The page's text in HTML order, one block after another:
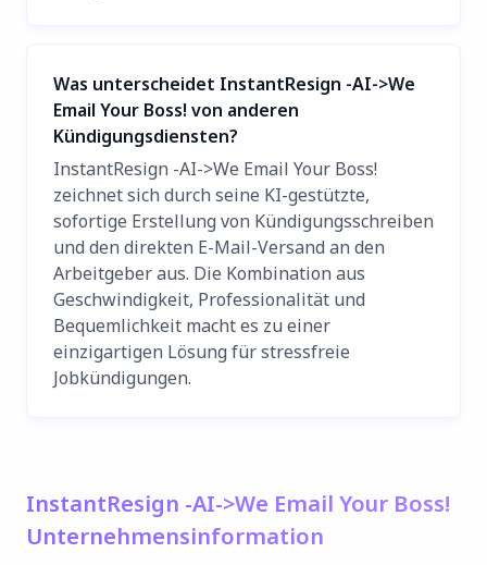
Was unterscheidet InstantResign -AI->We
Email Your Boss! von anderen
Kündigungsdiensten?
InstantResign -AI->We Email Your Boss!
zeichnet sich durch seine KI-gestützte,
sofortige Erstellung von Kündigungsschreiben
und den direkten E-Mail-Versand an den
Arbeitgeber aus. Die Kombination aus
Geschwindigkeit, Professionalität und
Bequemlichkeit macht es zu einer
einzigartigen Lösung für stressfreie
Jobkündigungen.
InstantResign -AI->We Email Your Boss!
Unternehmensinformation